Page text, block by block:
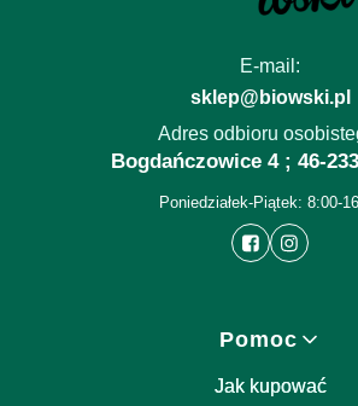
E-mail:
sklep@biowski.pl
Adres odbioru
Bogdańczowice 4 ; 46-
Poniedziałek-Piątek: 8:00-
Pomoc
Jak kupować